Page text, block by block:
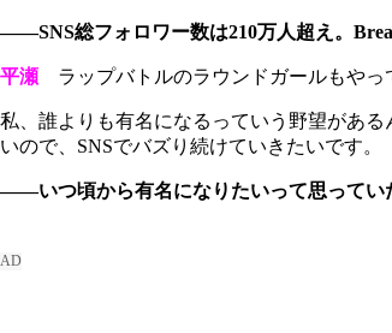
――SNS総フォロワー数は210万人超え。
平瀬 ラップバトルのラウンドガールもやっ
私、誰よりも有名になるっていう野望があ
いので、SNSでバズり続けていきたいです。
――いつ頃から有名になりたいって思ってい